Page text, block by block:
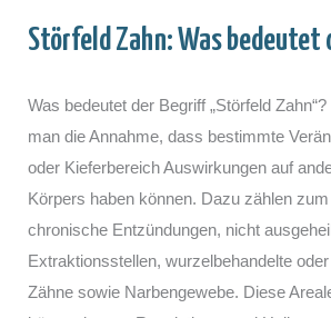
Störfeld Zahn: Was bedeutet
Was bedeutet der Begriff „Störfeld
man die Annahme, dass bestimmte
oder Kieferbereich Auswirkungen auf
Körpers haben können. Dazu zählen
chronische Entzündungen, nicht
Extraktionsstellen, wurzelbehandelte
Zähne sowie Narbengewebe. Diese